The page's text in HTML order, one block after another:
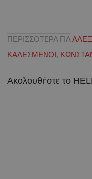
ΠΕΡΙΣΣΟΤΕΡΑ ΓΙΑ
ΚΑΛΕΣΜΕΝΟΙ,
Ακολουθήστε το